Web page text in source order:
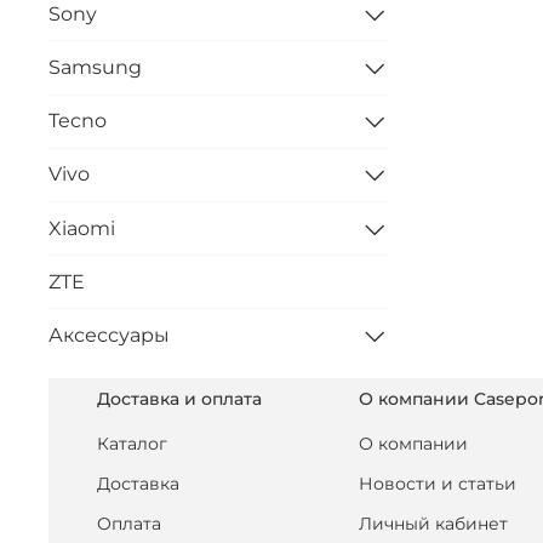
Sony
Samsung
Tecno
Vivo
Xiaomi
ZTE
Аксессуары
Доставка и оплата
Каталог
Доставка
Оплата
О компании
О компании
Новости и статьи
Личный кабинет